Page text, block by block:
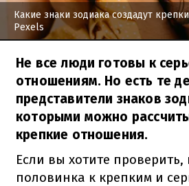
Какие знаки зодиака создадут
Pexels
Не все люди готовы к
отношениям. Но есть те
представители знаков
которыми можно
крепкие отношения.
Если вы хотите
половинка к крепким и